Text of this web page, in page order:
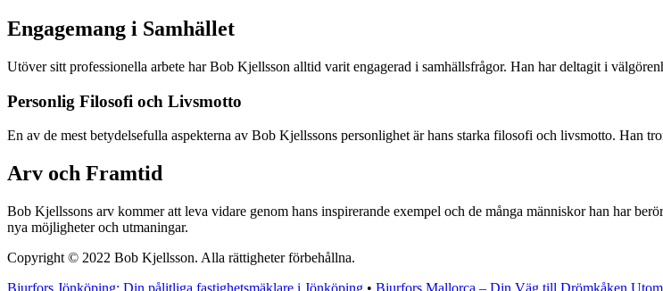
Engagemang i Samhället
Utöver sitt professionella arbete har Bob Kjellsson alltid varit engagerad i samhällsfrågor. Han har deltagit i
Personlig Filosofi och Livsmotto
En av de mest betydelsefulla aspekterna av Bob Kjellssons personlighet är hans starka filosofi och livsmotto. Han
Arv och Framtid
Bob Kjellssons arv kommer att leva vidare genom hans inspirerande exempel och de många människor han har
nya möjligheter och utmaningar.
Copyright © 2022 Bob Kjellsson. Alla rättigheter förbehållna.